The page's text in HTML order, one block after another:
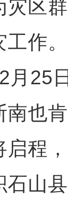
灾区
作。
25日
南也
启程
石山